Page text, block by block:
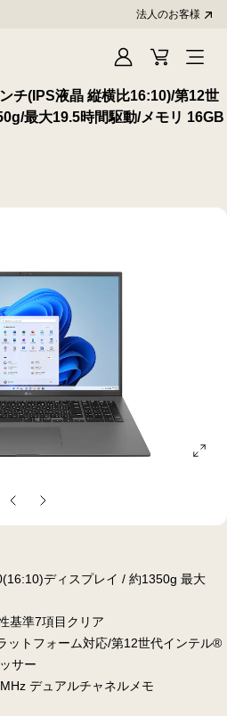
法人のお客様
Sign
In
Cart
チ(IPS液晶 縦横比16:10)/第12世
最大19.5時間駆動/メモリ 16GB
前
の
ド
次
の
イ
ディスプレイ / 約1350g 最大
基準7項目クリア
トフォーム対応/第12世代インテル®
サー
デュアルチャネルメモ